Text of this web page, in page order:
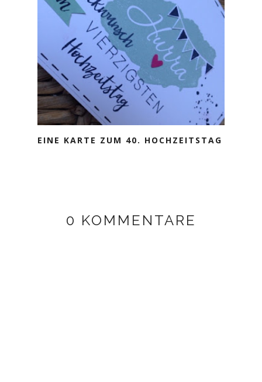
EINE KARTE ZUM 40. HOCHZEITSTAG
0 KOMMENTARE